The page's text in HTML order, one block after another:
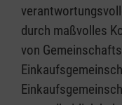
durch maßvolles
von